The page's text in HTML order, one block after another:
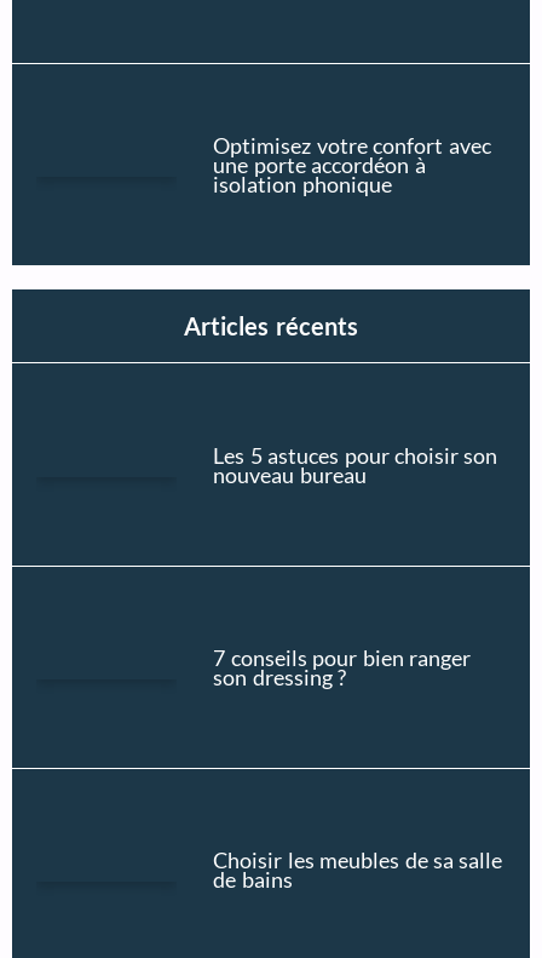
Optimisez votre confort avec
une porte accordéon à
isolation phonique
Articles récents
Les 5 astuces pour choisir son
nouveau bureau
7 conseils pour bien ranger
son dressing ?
Choisir les meubles de sa salle
de bains